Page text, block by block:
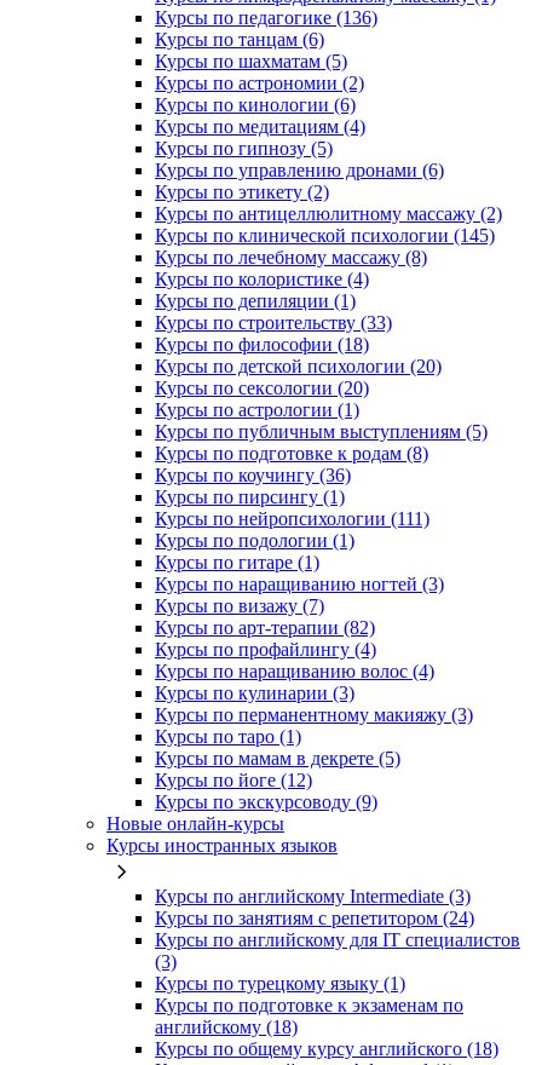
Курсы по педагогике (136)
Курсы по танцам (6)
Курсы по шахматам (5)
Курсы по астрономии (2)
Курсы по кинологии (6)
Курсы по медитациям (4)
Курсы по гипнозу (5)
Курсы по управлению дронами (6)
Курсы по этикету (2)
Курсы по антицеллюлитному массажу (2)
Курсы по клинической психологии (145)
Курсы по лечебному массажу (8)
Курсы по колористике (4)
Курсы по депиляции (1)
Курсы по строительству (33)
Курсы по философии (18)
Курсы по детской психологии (20)
Курсы по сексологии (20)
Курсы по астрологии (1)
Курсы по публичным выступлениям (5)
Курсы по подготовке к родам (8)
Курсы по коучингу (36)
Курсы по пирсингу (1)
Курсы по нейропсихологии (111)
Курсы по подологии (1)
Курсы по гитаре (1)
Курсы по наращиванию ногтей (3)
Курсы по визажу (7)
Курсы по арт-терапии (82)
Курсы по профайлингу (4)
Курсы по наращиванию волос (4)
Курсы по кулинарии (3)
Курсы по перманентному макияжу (3)
Курсы по таро (1)
Курсы по мамам в декрете (5)
Курсы по йоге (12)
Курсы по экскурсоводу (9)
Новые онлайн‑курсы
Курсы иностранных языков
Курсы по английскому Intermediate (3)
Курсы по занятиям с репетитором (24)
Курсы по английскому для IT специалистов
(3)
Курсы по турецкому языку (1)
Курсы по подготовке к экзаменам по
английскому (18)
Курсы по общему курсу английского (18)